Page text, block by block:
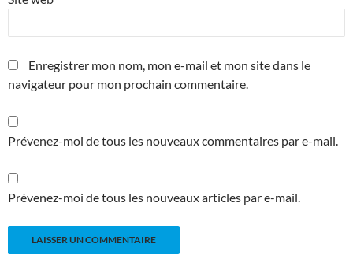
Enregistrer mon nom, mon e-mail et mon site dans le
navigateur pour mon prochain commentaire.
Prévenez-moi de tous les nouveaux commentaires par e-mail.
Prévenez-moi de tous les nouveaux articles par e-mail.